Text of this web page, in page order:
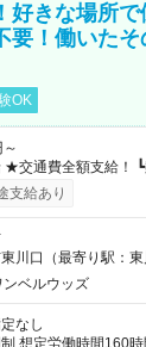
好きな場所で
！働いたそ
OK
あり） ┗働いたその
払い分を引き落とせます！
支給あり
川口（最寄り駅：東
ベルウッズ
なし
働時間160時間/月 【シフト例】